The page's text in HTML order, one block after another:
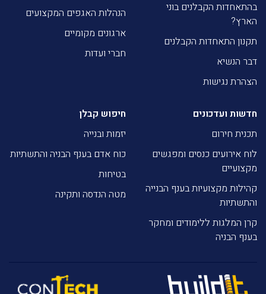
בהתאחדות הקבלנים בוני
הארץ?
תקנון התאחדות הקבלנים
דבר הנשיא
הצהרת נגישות
הנהלות האגפים המקצועים
ארגונים מקומיים
חברי ועדות
חדשות ועדכונים
תכנית חירום
לוח אירועים כנסים ומפגשים
מקצועיים
קהילות מקצועיות בענף הבנייה
והתשתיות
קרן המלגות ללימודים ומחקר
בענף הבניה
חיפוש קבלן
יזמות ובנייה
כוח אדם בענף הבניה והתשתיות
בטיחות
מטה הנדסה ותקינה